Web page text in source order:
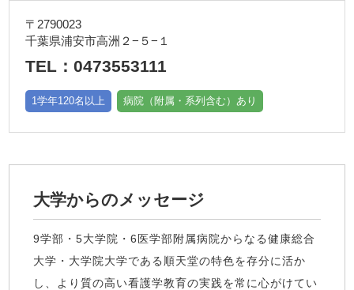
〒2790023
千葉県浦安市高洲２−５−１
TEL：0473553111
1学年120名以上 病院（附属・系列含む）あり
大学からのメッセージ
9学部・5大学院・6医学部附属病院からなる健康総合
大学・大学院大学である順天堂の特色を存分に活か
し、より質の高い看護学教育の実践を常に心がけてい